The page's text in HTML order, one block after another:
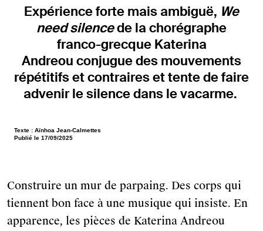
Expérience forte mais ambiguë, We
need silencede la chorégraphe
franco-grecque Katerina
Andreou conjugue des mouvements
répétitifs et contraires et tente de faire
advenir le silence dans le vacarme.
Texte : Aïnhoa Jean-Calmettes
Publié le 17/09/2025
Construire un mur de parpaing. Des corps qui
tiennent bon face à une musique qui insiste. En
apparence, les pièces de Katerina Andreou